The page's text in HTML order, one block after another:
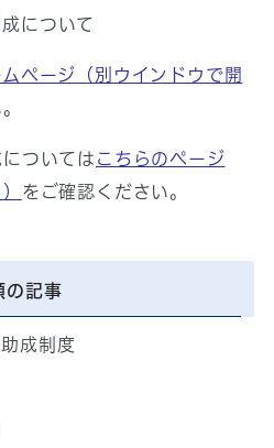
について
ページ （別ウインドウで開
ついては こちらのページ
をご確認ください。
の記事
成制度